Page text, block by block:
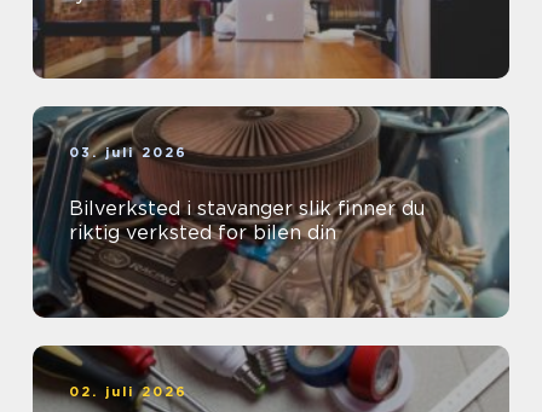
03. juli 2026
Bilverksted i stavanger slik finner du
riktig verksted for bilen din
02. juli 2026